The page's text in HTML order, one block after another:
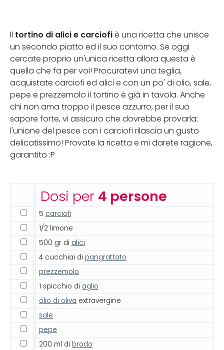
Il tortino di alici e carciofi è una ricetta che unisce
un secondo piatto ed il suo contorno. Se oggi
cercate proprio un'unica ricetta allora questa è
quella che fa per voi! Procuratevi una teglia,
acquistate carciofi ed alici e con un po' di olio, sale,
pepe e prezzemolo il tortino è già in tavola. Anche
chi non ama troppo il pesce azzurro, per il suo
sapore forte, vi assicuro che dovrebbe provarla:
l'unione del pesce con i carciofi rilascia un gusto
delicatissimo! Provate la ricetta e mi darete ragione,
garantito :P
Dosi per 4 persone
5 carciofi
1/2 limone
500 gr di alici
4 cucchiai di pangrattato
prezzemolo
1 spicchio di aglio
olio di oliva extravergine
sale
pepe
200 ml di brodo